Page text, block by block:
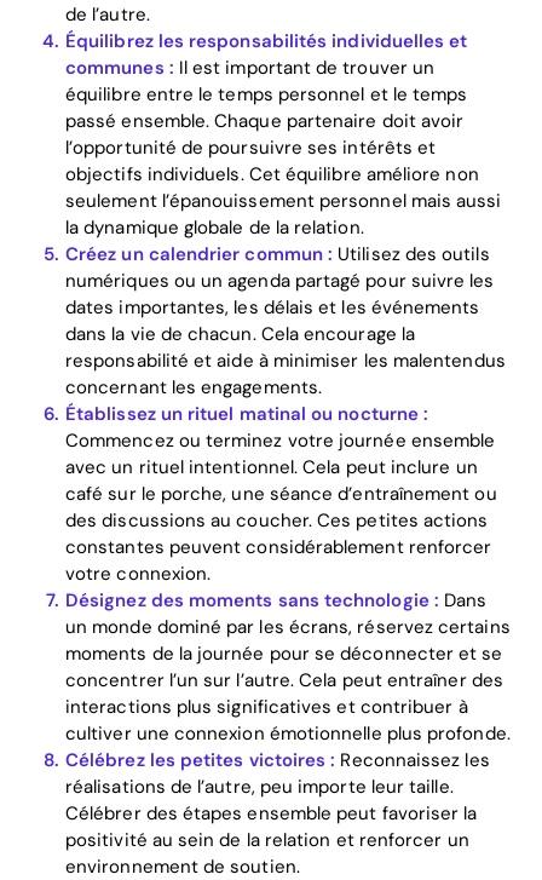
Blog
Download
de l’autre.
Équilibrez les responsabilités individuelles et
communes : Il est important de trouver un
équilibre entre le temps personnel et le temps
passé ensemble. Chaque partenaire doit avoir
l’opportunité de poursuivre ses intérêts et
objectifs individuels. Cet équilibre améliore non
seulement l’épanouissement personnel mais aussi
la dynamique globale de la relation.
Créez un calendrier commun : Utilisez des outils
numériques ou un agenda partagé pour suivre les
dates importantes, les délais et les événements
dans la vie de chacun. Cela encourage la
responsabilité et aide à minimiser les malentendus
concernant les engagements.
Établissez un rituel matinal ou nocturne :
Commencez ou terminez votre journée ensemble
avec un rituel intentionnel. Cela peut inclure un
café sur le porche, une séance d’entraînement ou
des discussions au coucher. Ces petites actions
constantes peuvent considérablement renforcer
votre connexion.
Désignez des moments sans technologie : Dans
un monde dominé par les écrans, réservez certains
moments de la journée pour se déconnecter et se
concentrer l’un sur l’autre. Cela peut entraîner des
interactions plus significatives et contribuer à
cultiver une connexion émotionnelle plus profonde.
Célébrez les petites victoires : Reconnaissez les
réalisations de l’autre, peu importe leur taille.
Célébrer des étapes ensemble peut favoriser la
positivité au sein de la relation et renforcer un
environnement de soutien.